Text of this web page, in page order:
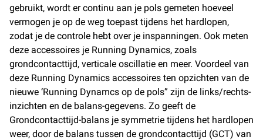
gebruikt, wordt er continu aan je pols gemeten hoeveel
vermogen je op de weg toepast tijdens het hardlopen,
zodat je de controle hebt over je inspanningen. Ook meten
deze accessoires je Running Dynamics, zoals
grondcontacttijd, verticale oscillatie en meer. Voordeel van
deze Running Dynamics accessoires ten opzichten van de
nieuwe ‘Running Dynamcs op de pols” zijn de links/rechts-
inzichten en de balans-gegevens. Zo geeft de
Grondcontacttijd-balans je symmetrie tijdens het hardlopen
weer, door de balans tussen de grondcontacttijd (GCT) van